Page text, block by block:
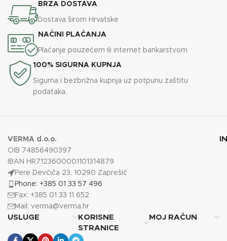
BRZA DOSTAVA
Dostava širom Hrvatske
NAĆINI PLAĆANJA
Plaćanje pouzećem ili internet bankarstvom
100% SIGURNA KUPNJA
Sigurna i bezbrižna kupnja uz potpunu zaštitu
podataka.
VERMA d.o.o.
OIB 74856490397
IBAN HR7123600001101314879
Pere Devćiča 23, 10290 Zaprešić
Phone: +385 01 33 57 496
Fax: +385 01 33 11 652
Mail: verma@verma.hr
USLUGE
KORISNE
STRANICE
MOJ RAČUN